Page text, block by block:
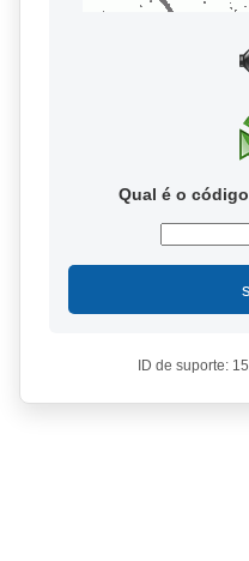
Qual é o
ID de suporte: